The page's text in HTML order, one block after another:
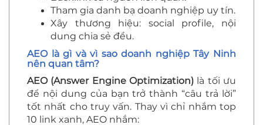
Tham gia danh bạ doanh nghiệp uy tín.
Xây thương hiệu: social profile, nội
dung chia sẻ đều.
AEO là gì và vì sao doanh nghiệp Tây Ninh
nên quan tâm?
AEO (Answer Engine Optimization) là tối ưu
để nội dung của bạn trở thành “câu trả lời”
tốt nhất cho truy vấn. Thay vì chỉ nhắm top
10 link xanh, AEO nhắm: